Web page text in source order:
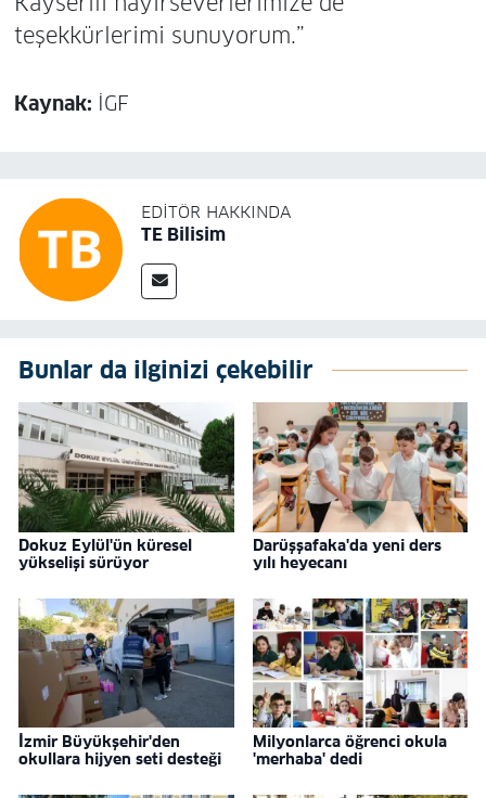
teşekkürlerimi sunuyorum.”
Kaynak: İGF
EDITÖR HAKKINDA
TE Bilisim
Bunlar da ilginizi çekebilir
Dokuz Eylül'ün küresel
yükselişi sürüyor
Darüşşafaka'da yeni ders
yılı heyecanı
İzmir Büyükşehir'den
okullara hijyen seti desteği
Milyonlarca öğrenci okula
'merhaba' dedi